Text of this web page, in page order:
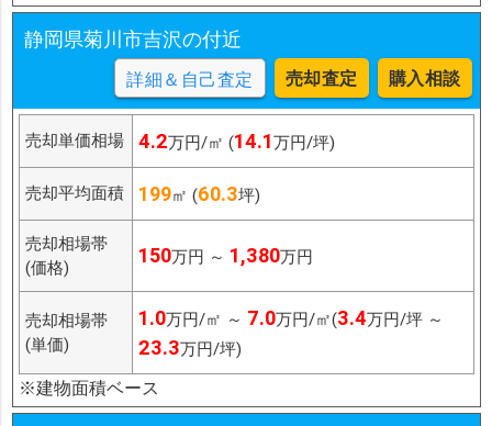
静岡県菊川市吉沢の付近
詳細＆自己査定 売却査定 購入相談
売却単価相場 4.2万円/㎡ (14.1万円/坪)
売却平均面積 199㎡ (60.3坪)
売却相場帯
(価格)
150万円 ～ 1,380万円
売却相場帯
(単価)
1.0万円/㎡ ～ 7.0万円/㎡(3.4万円/坪 ～
23.3万円/坪)
※建物面積ベース